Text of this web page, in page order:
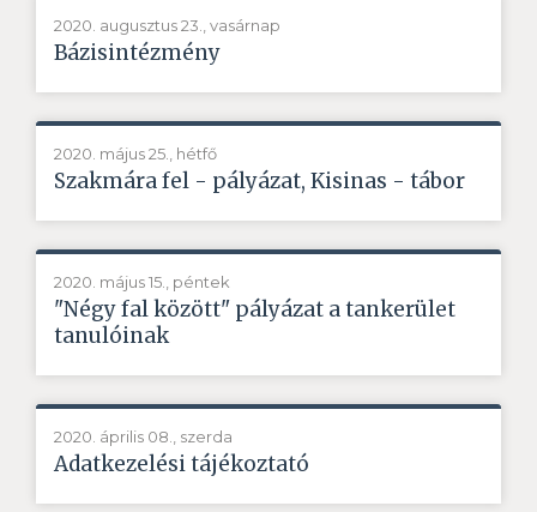
2020. augusztus 23., vasárnap
Bázisintézmény
2020. május 25., hétfő
Szakmára fel - pályázat, Kisinas - tábor
2020. május 15., péntek
"Négy fal között" pályázat a tankerület
tanulóinak
2020. április 08., szerda
Adatkezelési tájékoztató